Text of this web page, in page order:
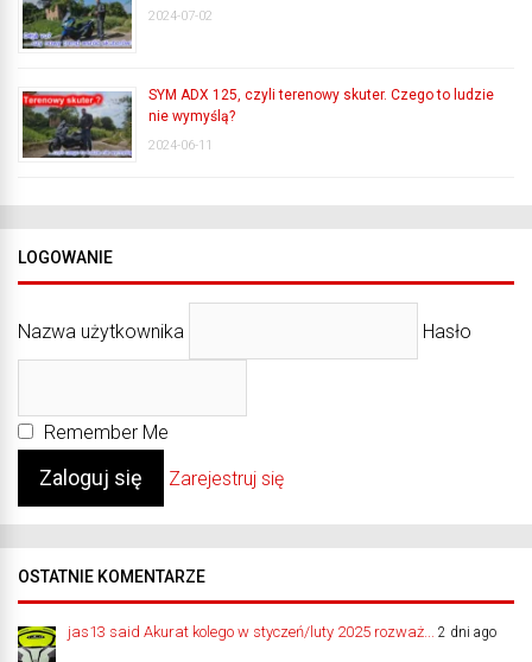
2024-07-02
SYM ADX 125, czyli terenowy skuter. Czego to ludzie
nie wymyślą?
2024-06-11
LOGOWANIE
Nazwa użytkownika Hasło
Remember Me
Zarejestruj się
OSTATNIE KOMENTARZE
jas13 said Akurat kolego w styczeń/luty 2025 rozważ... 2 dni ago